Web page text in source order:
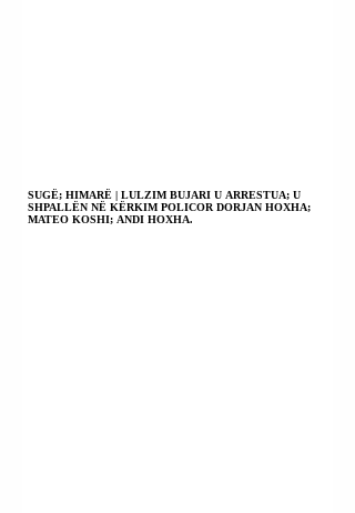
SUGË; HIMARË | LULZIM BUJARI U ARRESTUA; U
SHPALLËN NË KËRKIM POLICOR DORJAN HOXHA;
MATEO KOSHI; ANDI HOXHA.